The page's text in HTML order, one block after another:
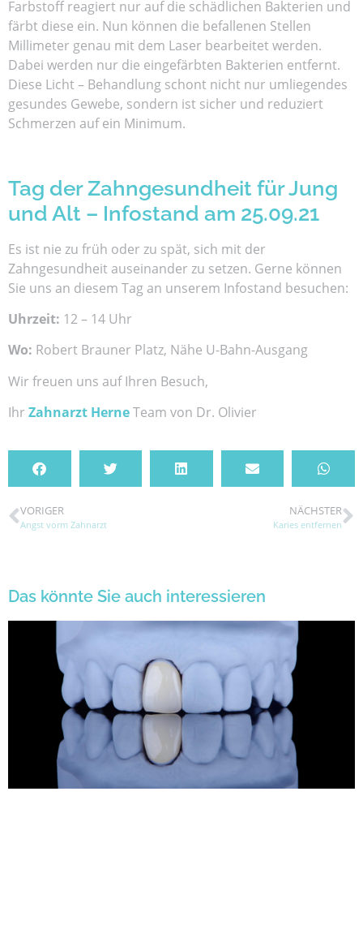
Farbstoff reagiert nur auf die schädlichen Bakterien und
färbt diese ein. Nun können die befallenen Stellen
Millimeter genau mit dem Laser bearbeitet werden.
Dabei werden nur die eingefärbten Bakterien entfernt.
Diese Licht – Behandlung schont nicht nur umliegendes
gesundes Gewebe, sondern ist sicher und reduziert
Schmerzen auf ein Minimum.
Tag der Zahngesundheit für Jung
und Alt – Infostand am 25.09.21
Es ist nie zu früh oder zu spät, sich mit der
Zahngesundheit auseinander zu setzen. Gerne können
Sie uns an diesem Tag an unserem Infostand besuchen:
Uhrzeit: 12 – 14 Uhr
Wo: Robert Brauner Platz, Nähe U-Bahn-Ausgang
Wir freuen uns auf Ihren Besuch,
Ihr Zahnarzt HerneTeam von Dr. Olivier
VORIGER
Angst vorm Zahnarzt
NÄCHSTER
Karies entfernen
Das könnte Sie auch interessieren